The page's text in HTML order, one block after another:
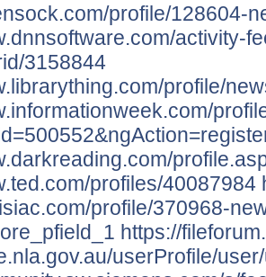
profile/128604-
activity-
3158844
profile/
profiles/40087984
profile/370968-
https://
userProfile/